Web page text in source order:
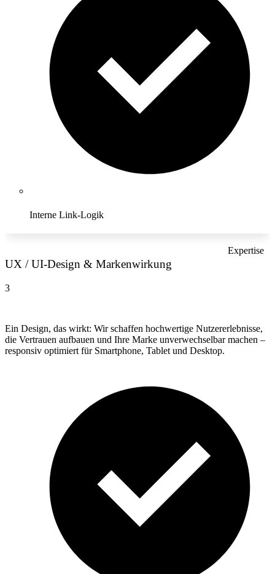
Interne Link-Logik
Expertise
UX / UI-Design & Markenwirkung
3
Ein Design, das wirkt: Wir schaffen hochwertige Nutzererlebnisse,
die Vertrauen aufbauen und Ihre Marke unverwechselbar machen –
responsiv optimiert für Smartphone, Tablet und Desktop.